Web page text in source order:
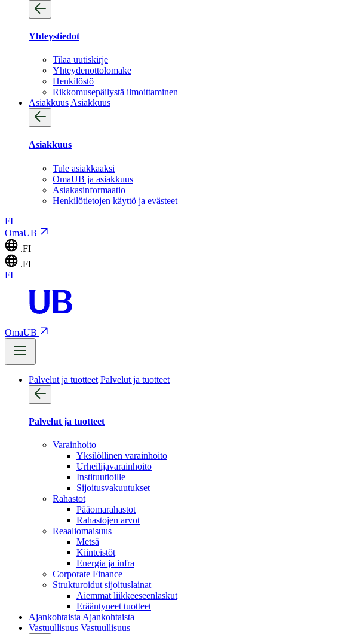
Yhteystiedot
Tilaa uutiskirje
Yhteydenotto­lomake
Henkilöstö
Rikkomusepäilystä ilmoittaminen
Asiakkuus Asiakkuus
Asiakkuus
Tule asiakkaaksi
OmaUB ja asiakkuus
Asiakasinformaatio
Henkilötietojen käyttö ja evästeet
FI
OmaUB
.FI
.FI
FI
OmaUB
Palvelut ja tuotteet Palvelut ja tuotteet
Palvelut ja tuotteet
Varainhoito
Yksilöllinen varainhoito
Urheilijavarainhoito
Instituutioille
Sijoitusvakuutukset
Rahastot
Pääomarahastot
Rahastojen arvot
Reaaliomaisuus
Metsä
Kiinteistöt
Energia ja infra
Corporate Finance
Strukturoidut sijoituslainat
Aiemmat liikkeeseenlaskut
Erääntyneet tuotteet
Ajankohtaista Ajankohtaista
Vastuullisuus Vastuullisuus